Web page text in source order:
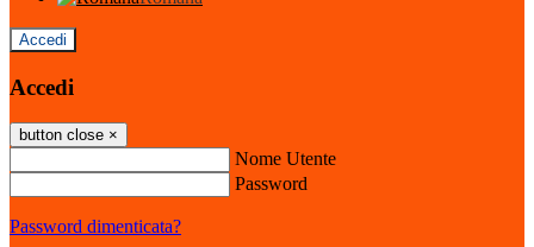
Accedi
Accedi
button close ×
Nome Utente
Password
Password dimenticata?